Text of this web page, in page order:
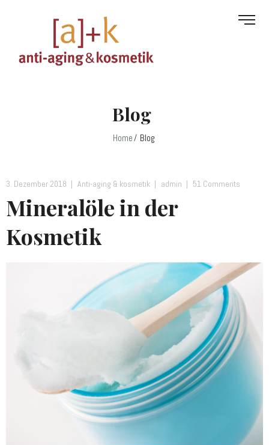
Blog
Home Blog
3. Dezember 2018 Anti-aging & kosmetik admin 51 Comments
Mineralöle in der
Kosmetik